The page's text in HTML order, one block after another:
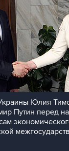
Юлия
Путин перед